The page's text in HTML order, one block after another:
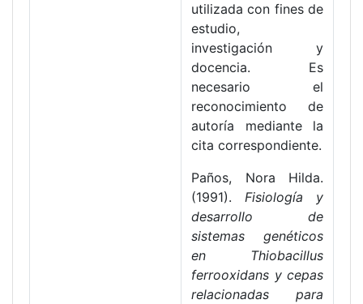
utilizada con fines de
estudio,
investigación y
docencia. Es
necesario el
reconocimiento de
autoría mediante la
cita correspondiente.
Paños, Nora Hilda.
(1991). Fisiología y
desarrollo de
sistemas genéticos
en Thiobacillus
ferrooxidans y cepas
relacionadas para